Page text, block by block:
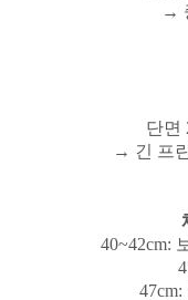
→
단면
→ 긴 프
40~42cm: